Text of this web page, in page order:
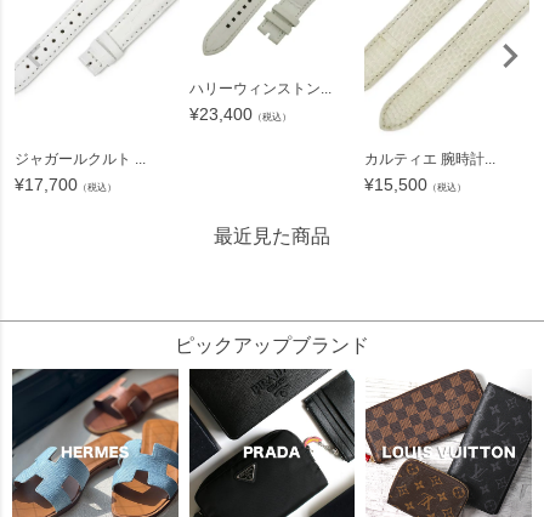
ジャガールクルト ...
¥17,700 （税込）
ハリーウィンストン...
¥23,400 （税込）
カルティエ 腕時計...
¥15,500 （税込）
最近見た商品
ピックアップブランド